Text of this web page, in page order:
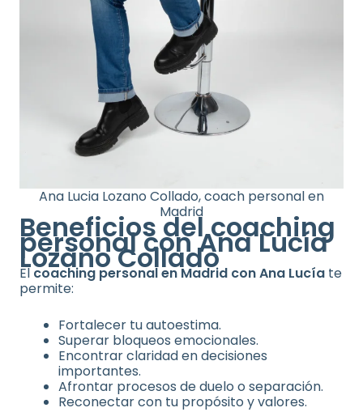
Ana Lucia Lozano Collado, coach personal en
Madrid
Beneficios del coaching
personal con Ana Lucía
Lozano Collado
Elcoaching personal en Madrid con Ana Lucíate
permite:
Fortalecer tu autoestima.
Superar bloqueos emocionales.
Encontrar claridad en decisiones
importantes.
Afrontar procesos de duelo o separación.
Reconectar con tu propósito y valores.